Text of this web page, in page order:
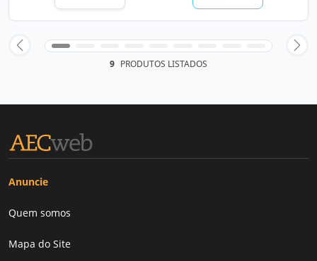
9 PRODUTOS LISTADOS
Anuncie
Quem somos
Mapa do Site